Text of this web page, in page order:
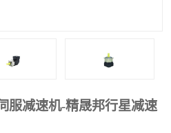
服减速机-精晟邦行星减速